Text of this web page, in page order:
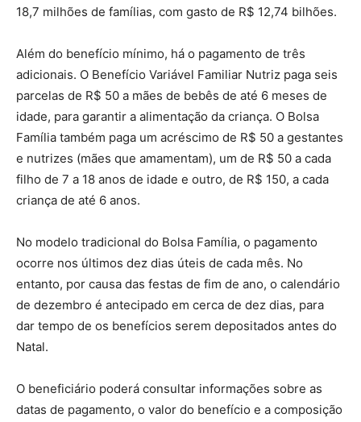
18,7 milhões de famílias, com gasto de R$ 12,74 bilhões.
Além do benefício mínimo, há o pagamento de três
adicionais. O Benefício Variável Familiar Nutriz paga seis
parcelas de R$ 50 a mães de bebês de até 6 meses de
idade, para garantir a alimentação da criança. O Bolsa
Família também paga um acréscimo de R$ 50 a gestantes
e nutrizes (mães que amamentam), um de R$ 50 a cada
filho de 7 a 18 anos de idade e outro, de R$ 150, a cada
criança de até 6 anos.
No modelo tradicional do Bolsa Família, o pagamento
ocorre nos últimos dez dias úteis de cada mês. No
entanto, por causa das festas de fim de ano, o calendário
de dezembro é antecipado em cerca de dez dias, para
dar tempo de os benefícios serem depositados antes do
Natal.
O beneficiário poderá consultar informações sobre as
datas de pagamento, o valor do benefício e a composição